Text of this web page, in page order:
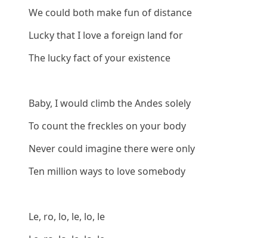
We could both make fun of distance
Lucky that I love a foreign land for
The lucky fact of your existence
Baby, I would climb the Andes solely
To count the freckles on your body
Never could imagine there were only
Ten million ways to love somebody
Le, ro, lo, le, lo, le